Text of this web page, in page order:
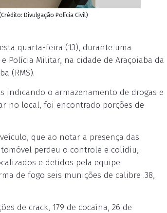
Divulgação Polícia Civil)
quarta-feira (13), durante uma
Polícia Militar, na cidade de Araçoiaba da
(RMS).
indicando o armazenamento de drogas e
no local, foi encontrado porções de
que ao notar a presença das
perdeu o controle e colidiu,
e detidos pela equipe
de fogo seis munições de calibre .38,
de crack, 179 de cocaína, 26 de